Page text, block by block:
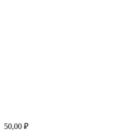
50,00 ₽